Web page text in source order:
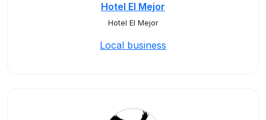
Hotel El Mejor
Hotel El Mejor
Local business